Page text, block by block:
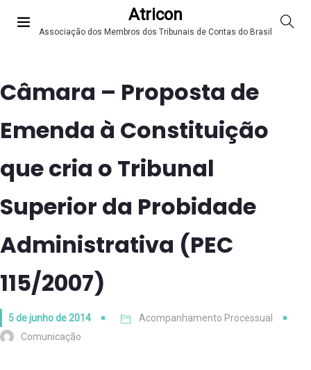
Atricon
Associação dos Membros dos Tribunais de Contas do Brasil
Câmara – Proposta de
Emenda à Constituição
que cria o Tribunal
Superior da Probidade
Administrativa (PEC
115/2007)
5 de junho de 2014
Acompanhamento Processual
Comunicação